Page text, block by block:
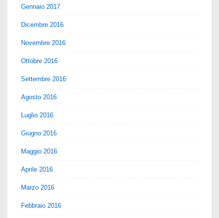
Gennaio 2017
Dicembre 2016
Novembre 2016
Ottobre 2016
Settembre 2016
Agosto 2016
Luglio 2016
Giugno 2016
Maggio 2016
Aprile 2016
Marzo 2016
Febbraio 2016